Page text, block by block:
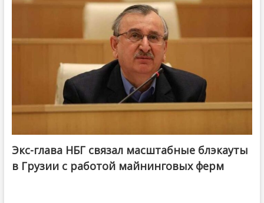
Экс-глава НБГ связал масштабные блэкауты
в Грузии с работой майнинговых ферм